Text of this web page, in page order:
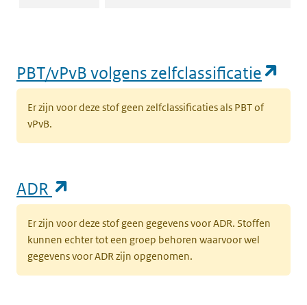
PBT/vPvB volgens zelfclassificatie
Er zijn voor deze stof geen zelfclassificaties als PBT of
vPvB.
ADR
Er zijn voor deze stof geen gegevens voor ADR. Stoffen
kunnen echter tot een groep behoren waarvoor wel
gegevens voor ADR zijn opgenomen.